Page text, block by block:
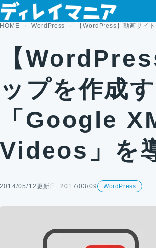
コンテンツへスキップ
HOME WordPress 【WordPress】動画サイ
【
ップを作成
「Google
Videos」を
2014/05/12更新日: 2017/03/09 WordPress